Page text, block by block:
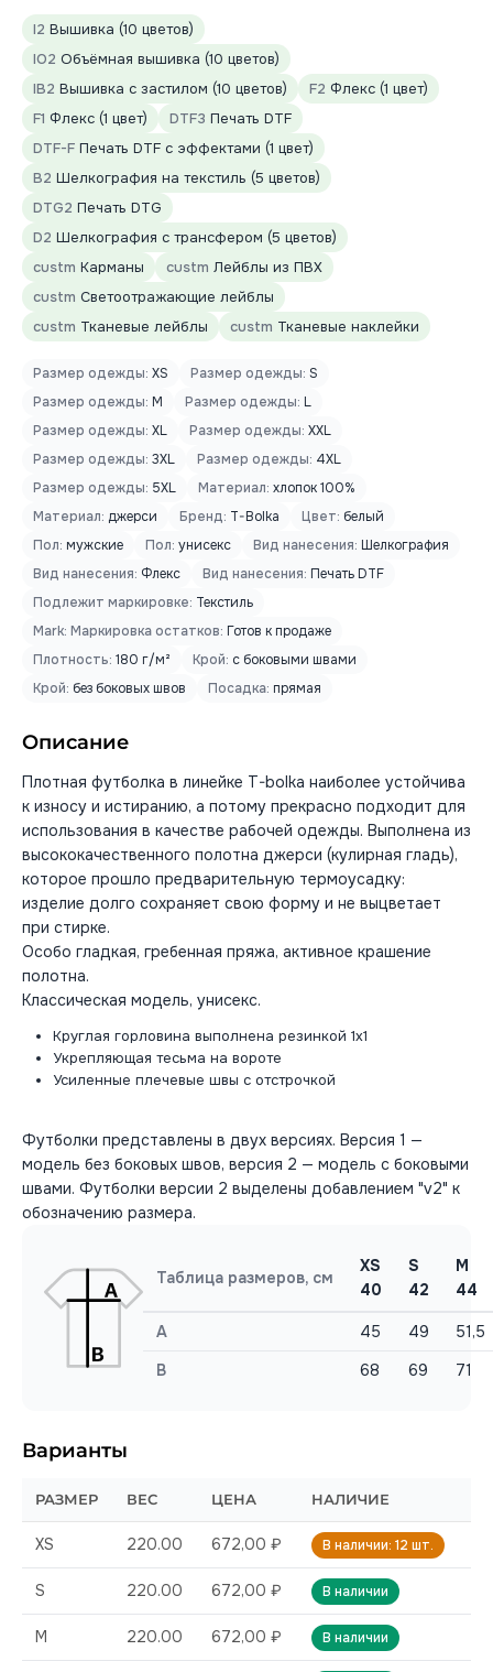
I2 Вышивка (10 цветов)
IO2 Объёмная вышивка (10 цветов)
IB2 Вышивка с застилом (10 цветов) F2 Флекс (1 цвет)
F1 Флекс (1 цвет) DTF3 Печать DTF
DTF-F Печать DTF с эффектами (1 цвет)
B2 Шелкография на текстиль (5 цветов)
DTG2 Печать DTG
D2 Шелкография с трансфером (5 цветов)
custm Карманы custm Лейблы из ПВХ
custm Светоотражающие лейблы
custm Тканевые лейблы custm Тканевые наклейки
Размер одежды: XS Размер одежды: S
Размер одежды: M Размер одежды: L
Размер одежды: XL Размер одежды: XXL
Размер одежды: 3XL Размер одежды: 4XL
Размер одежды: 5XL Материал: хлопок 100%
Материал: джерси Бренд: T-Bolka Цвет: белый
Пол: мужские Пол: унисекс Вид нанесения: Шелкография
Вид нанесения: Флекс Вид нанесения: Печать DTF
Подлежит маркировке: Текстиль
Mark: Маркировка остатков: Готов к продаже
Плотность: 180 г/м² Крой: с боковыми швами
Крой: без боковых швов Посадка: прямая
Описание
Плотная футболка в линейке T-bolka наиболее устойчива
к износу и истиранию, а потому прекрасно подходит для
использования в качестве рабочей одежды. Выполнена из
высококачественного полотна джерси (кулирная гладь),
которое прошло предварительную термоусадку:
изделие долго сохраняет свою форму и не выцветает
при стирке.
Особо гладкая, гребенная пряжа, активное крашение
полотна.
Классическая модель, унисекс.
Круглая горловина выполнена резинкой 1x1
Укрепляющая тесьма на вороте
Усиленные плечевые швы с отстрочкой
Футболки представлены в двух версиях. Версия 1 —
модель без боковых швов, версия 2 — модель с боковыми
швами. Футболки версии 2 выделены добавлением "v2" к
обозначению размера.
Таблица размеров, см
XS
40
S
42
M
44
A 45 49
51,5
B
68 69 71
Варианты
РАЗМЕР ВЕС ЦЕНА НАЛИЧИЕ
XS 220.00 672,00 ₽ В наличии: 12 шт.
S 220.00 672,00 ₽ В наличии
M 220.00 672,00 ₽ В наличии